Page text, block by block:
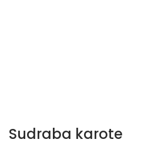
Sudraba karote